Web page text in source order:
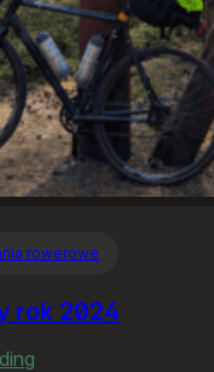
rowerowe
rok 2024